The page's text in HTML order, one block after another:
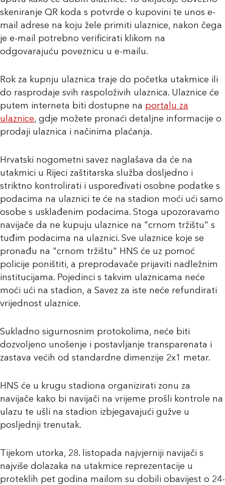
skeniranje QR koda s potvrde o kupovini te unos e-
mail adrese na koju žele primiti ulaznice, nakon čega
je e-mail potrebno verificirati klikom na
odgovarajuću poveznicu u e-mailu.
Rok za kupnju ulaznica traje do početka utakmice ili
do rasprodaje svih raspoloživih ulaznica. Ulaznice će
putem interneta biti dostupne na portalu za
ulaznice, gdje možete pronaći detaljne informacije o
prodaji ulaznica i načinima plaćanja.
Hrvatski nogometni savez naglašava da će na
utakmici u Rijeci zaštitarska služba dosljedno i
striktno kontrolirati i uspoređivati osobne podatke s
podacima na ulaznici te će na stadion moći ući samo
osobe s usklađenim podacima. Stoga upozoravamo
navijače da ne kupuju ulaznice na "crnom tržištu" s
tuđim podacima na ulaznici. Sve ulaznice koje se
pronađu na "crnom tržištu" HNS će uz pomoć
policije poništiti, a preprodavače prijaviti nadležnim
institucijama. Pojedinci s takvim ulaznicama neće
moći ući na stadion, a Savez za iste neće refundirati
vrijednost ulaznice.
Sukladno sigurnosnim protokolima, neće biti
dozvoljeno unošenje i postavljanje transparenata i
zastava većih od standardne dimenzije 2x1 metar.
HNS će u krugu stadiona organizirati zonu za
navijače kako bi navijači na vrijeme prošli kontrole na
ulazu te ušli na stadion izbjegavajući gužve u
posljednji trenutak.
Tijekom utorka, 28. listopada najvjerniji navijači s
najviše dolazaka na utakmice reprezentacije u
proteklih pet godina mailom su dobili obavijest o 24-